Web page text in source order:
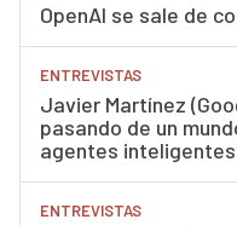
OpenAI se sale de
ENTREVISTAS
Javier Martínez
pasando de un
agentes
ENTREVISTAS